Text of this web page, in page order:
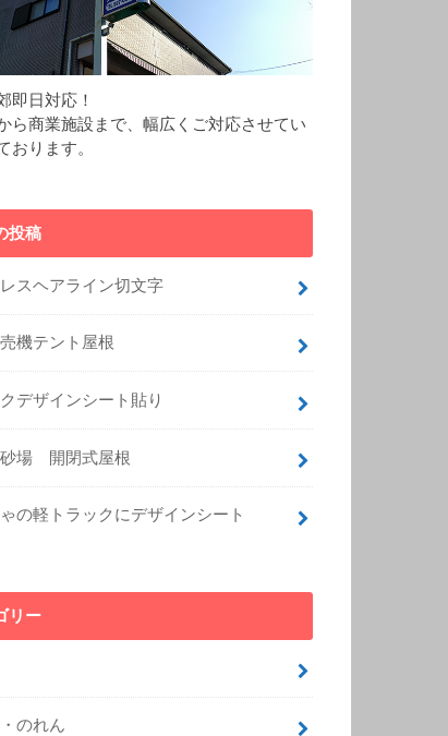
即日対応！
ら商業施設まで、幅広くご対応させてい
おります。
投稿
スヘアライン切文字
機テント屋根
クデザインシート貼り
場 開閉式屋根
の軽トラックにデザインシート
リー
のれん